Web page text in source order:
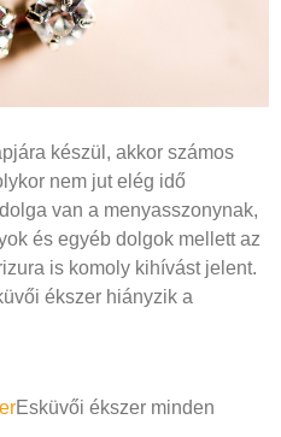
készül, akkor számos
nem jut elég idő
van a menyasszonynak,
és egyéb dolgok mellett az
is komoly kihívást jelent.
ékszer hiányzik a
Esküvői ékszer minden